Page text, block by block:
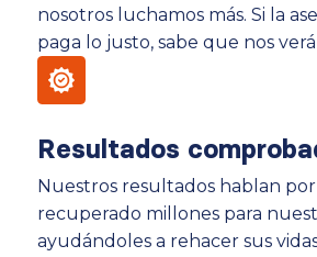
nosotros luchamos más. Si la
paga lo justo, sabe que nos
Resultados
Nuestros resultados hablan por
recuperado millones para
ayudándoles a rehacer sus